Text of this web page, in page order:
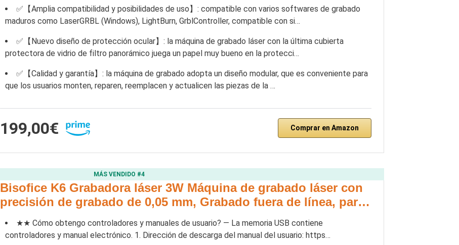
✅【Amplia compatibilidad y posibilidades de uso】: compatible con varios softwares de grabado
maduros como LaserGRBL (Windows), LightBurn, GrblController, compatible con si…
✅【Nuevo diseño de protección ocular】: la máquina de grabado láser con la última cubierta
protectora de vidrio de filtro panorámico juega un papel muy bueno en la protecci…
✅【Calidad y garantía】: la máquina de grabado adopta un diseño modular, que es conveniente para
que los usuarios monten, reparen, reemplacen y actualicen las piezas de la …
199,00€ Comprar en Amazon
MÁS VENDIDO #4
Bisofice K6 Grabadora láser 3W Máquina de grabado láser con
precisión de grabado de 0,05 mm, Grabado fuera de línea, par…
★★ Cómo obtengo controladores y manuales de usuario? — La memoria USB contiene
controladores y manual electrónico. 1. Dirección de descarga del manual del usuario: https…